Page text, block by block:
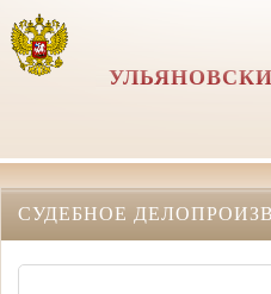
СУДЕБНОЕ